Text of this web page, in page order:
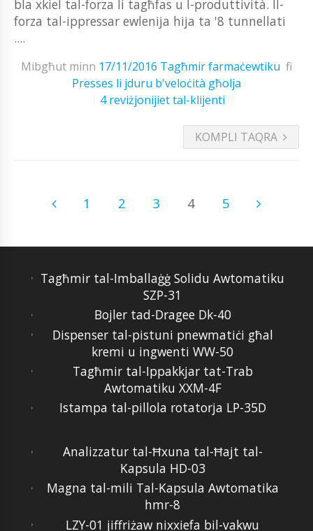
bla xkiel tal-forza li tagħfas u l-produttività. Il-
forza tal-ippressar ewlenija hija ta '8 tunnellati
....
Mibgħut minn 17/11/2016 Tagħmir farmaċewtiku fi
Presses li jduru b'veloċità għolja
4 reviżjonijiet tal-klijenti
KOMPLI TAQRA
1 2 3 4 5
Tagħmir tal-Imballaġġ Solidu Awtomatiku
SZP-31
Bojler tad-Dragee Dk-40
Dispenser tal-pistuni pnewmatiċi għal
kremi u ingwenti WW-50
Tagħmir tal-Ippakkjar tat-Trab
Awtomatiku XXM-4F
Istampa tal-pillola rotatorja LP-35D
Analizzatur tal-Ħxuna tal-Ħajt tal-
Kapsula HD-03
Magna tal-mili Tal-Kapsula Awtomatika
hmr-8
LZY-01 jiffriżaw nixxiefa bil-vakwu